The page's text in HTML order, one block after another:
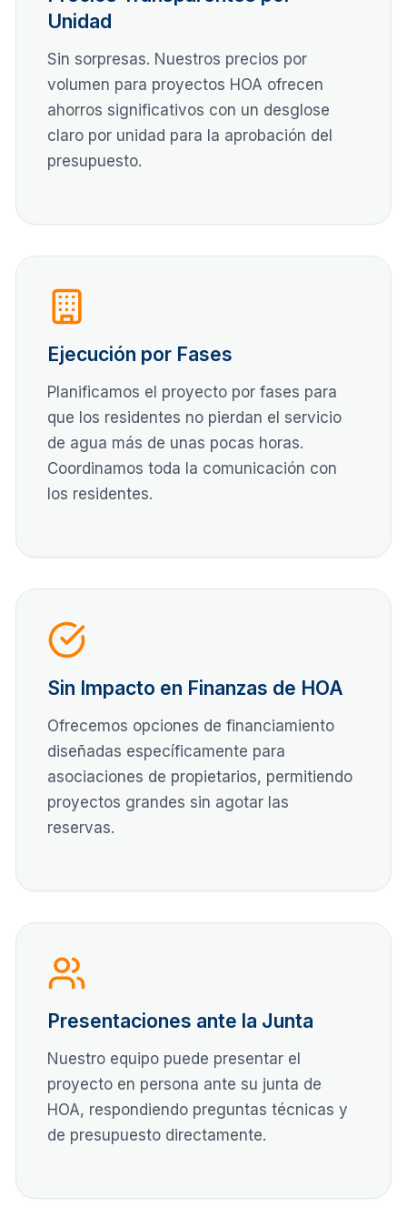
Unidad
Sin sorpresas. Nuestros precios por
volumen para proyectos HOA ofrecen
ahorros significativos con un desglose
claro por unidad para la aprobación del
presupuesto.
Ejecución por Fases
Planificamos el proyecto por fases para
que los residentes no pierdan el servicio
de agua más de unas pocas horas.
Coordinamos toda la comunicación con
los residentes.
Sin Impacto en Finanzas de HOA
Ofrecemos opciones de financiamiento
diseñadas específicamente para
asociaciones de propietarios, permitiendo
proyectos grandes sin agotar las
reservas.
Presentaciones ante la Junta
Nuestro equipo puede presentar el
proyecto en persona ante su junta de
HOA, respondiendo preguntas técnicas y
de presupuesto directamente.